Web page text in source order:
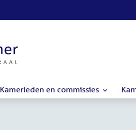
Kamerleden en commissies